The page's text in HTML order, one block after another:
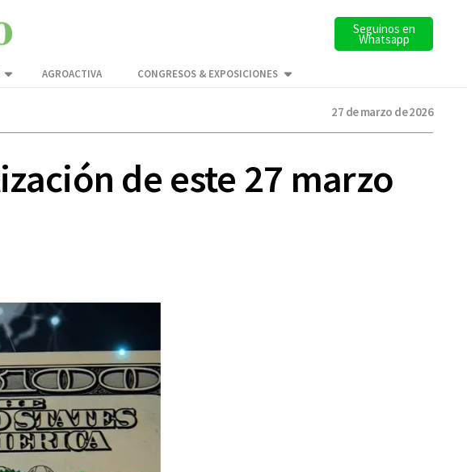
Seguinos en
Whatsapp
AGROACTIVA CONGRESOS & EXPOSICIONES
27 de marzo de 2026
de este 27 marzo